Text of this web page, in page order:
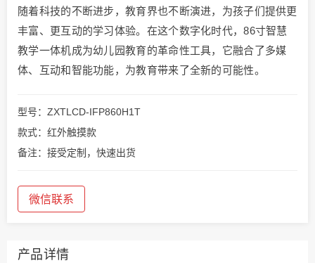
随着科技的不断进步，教育界也不断演进，为孩子们提供更
丰富、更互动的学习体验。在这个数字化时代，86寸智慧
教学一体机成为幼儿园教育的革命性工具，它融合了多媒
体、互动和智能功能，为教育带来了全新的可能性。
型号：ZXTLCD-IFP860H1T
款式：红外触摸款
备注：接受定制，快速出货
微信联系
产品详情